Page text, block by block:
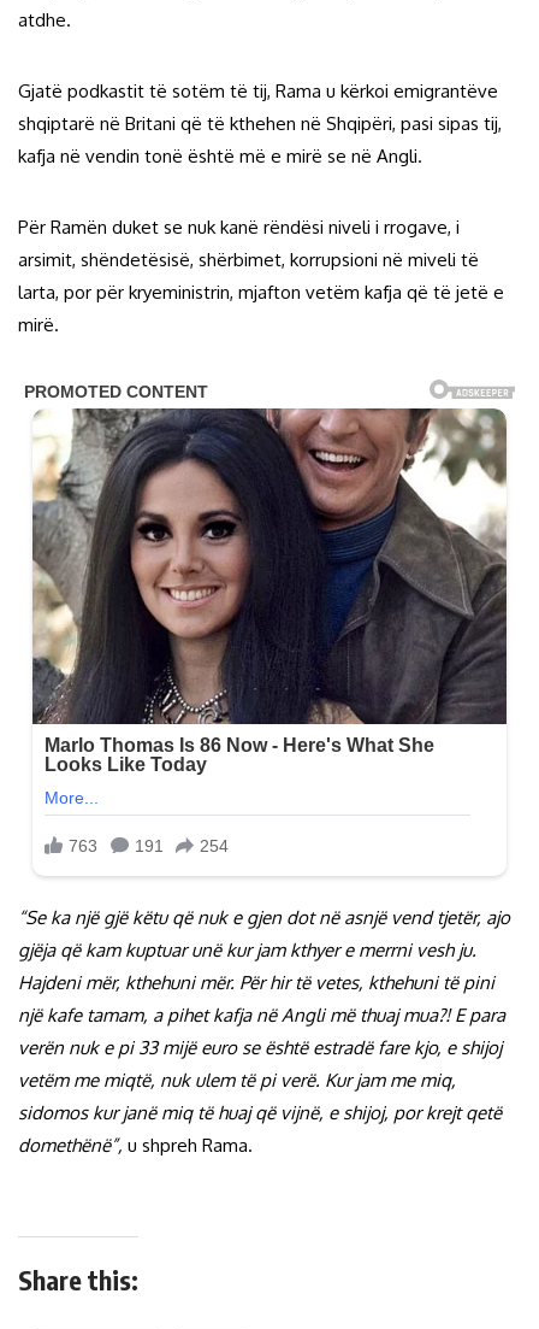
atdhe.
Gjatë podkastit të sotëm të tij, Rama u kërkoi emigrantëve
shqiptarë në Britani që të kthehen në Shqipëri, pasi sipas tij,
kafja në vendin tonë është më e mirë se në Angli.
Për Ramën duket se nuk kanë rëndësi niveli i rrogave, i
arsimit, shëndetësisë, shërbimet, korrupsioni në miveli të
larta, por për kryeministrin, mjafton vetëm kafja që të jetë e
mirë.
“Se ka një gjë këtu që nuk e gjen dot në asnjë vend tjetër, ajo
gjëja që kam kuptuar unë kur jam kthyer e merrni vesh ju.
Hajdeni mër, kthehuni mër. Për hir të vetes, kthehuni të pini
një kafe tamam, a pihet kafja në Angli më thuaj mua?! E para
verën nuk e pi 33 mijë euro se është estradë fare kjo, e shijoj
vetëm me miqtë, nuk ulem të pi verë. Kur jam me miq,
sidomos kur janë miq të huaj që vijnë, e shijoj, por krejt qetë
domethënë”, u shpreh Rama.
Share this: